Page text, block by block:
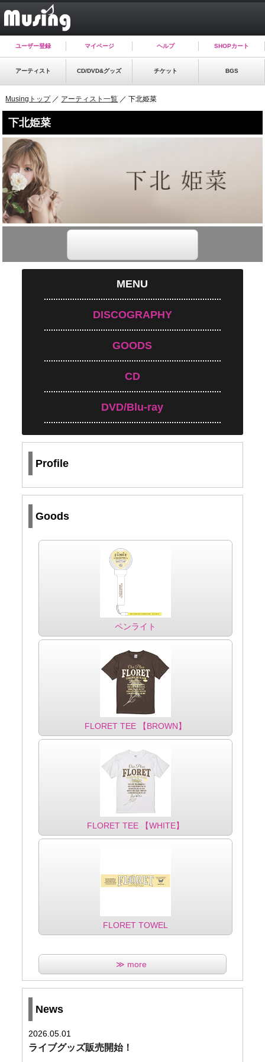
ユーザー登録 マイページ ヘルプ SHOPカート
アーティスト CD/DVD&グッズ チケット BGS
Musingトップ／ アーティスト一覧 ／ 下北姫菜
下北姫菜
MENU
DISCOGRAPHY
GOODS
CD
DVD/Blu-ray
Profile
Goods
ペンライト
FLORET TEE 【BROWN】
FLORET TEE 【WHITE】
FLORET TOWEL
≫ more
News
2026.05.01
ライブグッズ販売開始！